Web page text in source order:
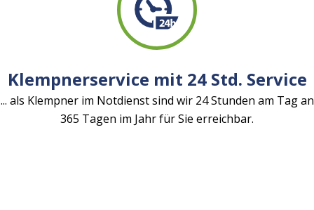
Klempnerservice mit 24 Std. Service
... als Klempner im Notdienst sind wir 24 Stunden am Tag an
365 Tagen im Jahr für Sie erreichbar.